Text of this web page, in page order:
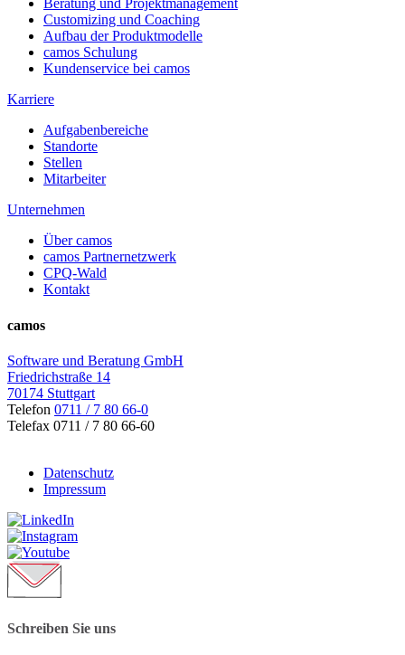
Beratung und Projektmanagement
Customizing und Coaching
Aufbau der Produktmodelle
camos Schulung
Kundenservice bei camos
Karriere
Aufgabenbereiche
Standorte
Stellen
Mitarbeiter
Unternehmen
Über camos
camos Partnernetzwerk
CPQ-Wald
Kontakt
camos
Software und Beratung GmbH
Friedrichstraße 14
70174 Stuttgart
Telefon 0711 / 7 80 66-0
Telefax 0711 / 7 80 66-60
Datenschutz
Impressum
Schreiben Sie uns